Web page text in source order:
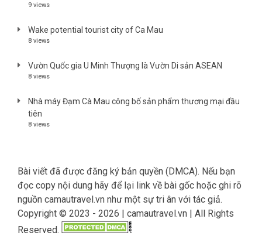
9 views
Wake potential tourist city of Ca Mau
8 views
Vườn Quốc gia U Minh Thượng là Vườn Di sản ASEAN
8 views
Nhà máy Đạm Cà Mau công bố sản phẩm thương mại đầu
tiên
8 views
Bài viết đã được đăng ký bản quyền (DMCA). Nếu bạn
đọc copy nội dung hãy để lại link về bài gốc hoặc ghi rõ
nguồn camautravel.vn như một sự tri ân với tác giả.
Copyright © 2023 - 2026 | camautravel.vn | All Rights
Reserved.